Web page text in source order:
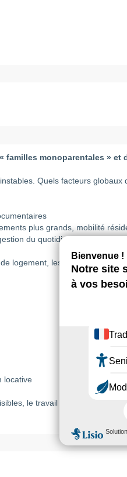
familles monoparentales » et
Quels facteurs globaux
plus grands, mobilité
du quotidien en solo,
logement, les violences intra
locative
le travail en réseau